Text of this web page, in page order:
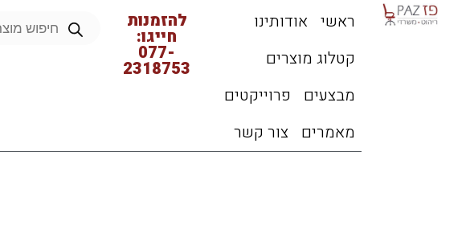
ראשי אודותינו
קטלוג מוצרים
מבצעים
פרוייקטים
מאמרים צור קשר
להזמנות
חייגו:
077-
2318753